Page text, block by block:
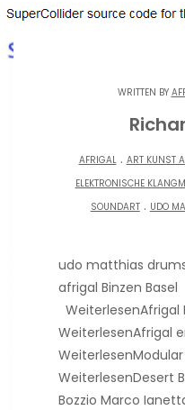
WRITTEN BY
AFRIGAL. ART KUNST
ELEKTRONISCHE
SOUNDART. UDO
udo matthias
afrigal Binzen
WeiterlesenAfrigal
WeiterlesenAfrigal
WeiterlesenDesert
Bozzio Marco